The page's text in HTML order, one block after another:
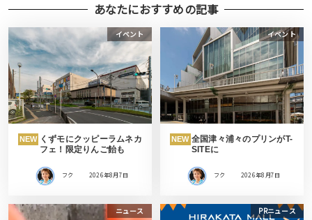
あなたにおすすめの記事
イベント
NEW くずモにクッピーラムネカ
フェ！限定りんご飴も
フク 2026年8月7日
イベント
NEW 全国津々浦々のプリンがT-
SITEに
フク 2026年8月7日
ニュース PRニュース